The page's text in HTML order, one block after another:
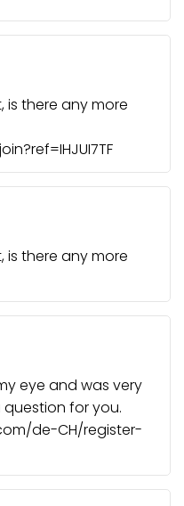
is there any more
is there any more
eye and was very
question for you.
de-CH/register-